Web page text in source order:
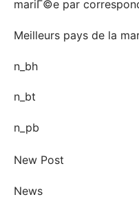
mariГ©e par
Meilleurs pays de la
n_bh
n_bt
n_pb
New Post
News